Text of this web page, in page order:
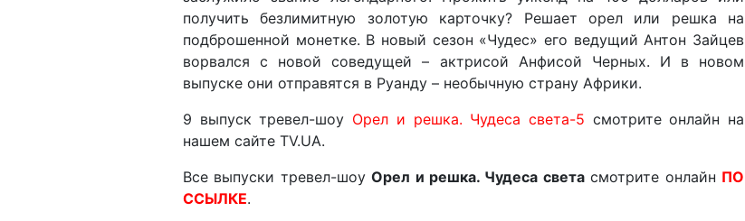
получить безлимитную золотую карточку? Решает орел или решка на
подброшенной монетке. В новый сезон «Чудес» его ведущий Антон Зайцев
ворвался с новой соведущей – актрисой Анфисой Черных. И в новом
выпуске они отправятся в Руанду – необычную страну Африки.
9 выпуск тревел-шоу Орел и решка. Чудеса света-5 смотрите онлайн на
нашем сайте TV.UA.
Все выпуски тревел-шоуОрел и решка. Чудеса светасмотрите онлайн ПО
ССЫЛКЕ.